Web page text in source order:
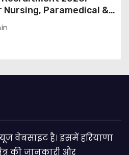
Paramedical &
Apply Through Email
वेबसाइट है। इसमें हरियाणा
की जानकारी और